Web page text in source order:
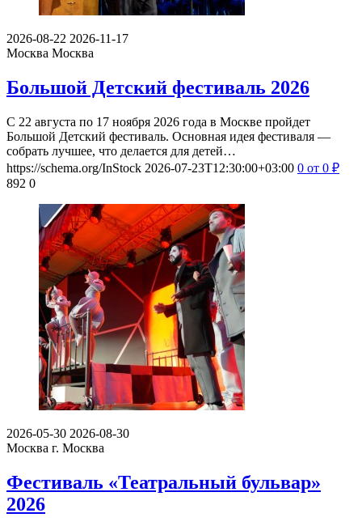
2026-08-22 2026-11-17
Москва Москва
Большой Детский фестиваль 2026
С 22 августа по 17 ноября 2026 года в Москве пройдет
Большой Детский фестиваль. Основная идея фестиваля —
собрать лучшее, что делается для детей…
https://schema.org/InStock 2026-07-23T12:30:00+03:00 0 от 0 ₽
892 0
2026-05-30 2026-08-30
Москва г. Москва
Фестиваль «Театральный бульвар»
2026